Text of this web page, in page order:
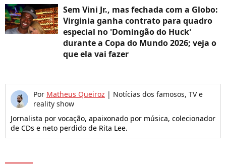
Sem Vini Jr., mas fechada com a Globo:
Virginia ganha contrato para quadro
especial no 'Domingão do Huck'
durante a Copa do Mundo 2026; veja o
que ela vai fazer
Por Matheus Queiroz | Notícias dos famosos, TV e
reality show
Jornalista por vocação, apaixonado por música, colecionador
de CDs e neto perdido de Rita Lee.